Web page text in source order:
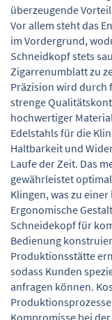
überzeugende
Vor allem steht das
im Vordergrund,
Schneidkopf stets
Zigarrenumblatt zu
Präzision wird
strenge
hochwertiger
Edelstahls für die
Haltbarkeit und
Laufe der Zeit. Das
gewährleistet
Klingen, was zu
Ergonomische
Schneidekopf für
Bedienung
Produktionsstätte
sodass Kunden
anfragen können.
Kompromisse bei